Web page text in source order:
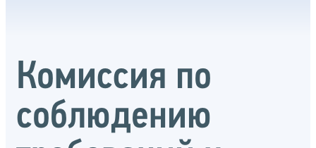
Комиссия по
соблюдению